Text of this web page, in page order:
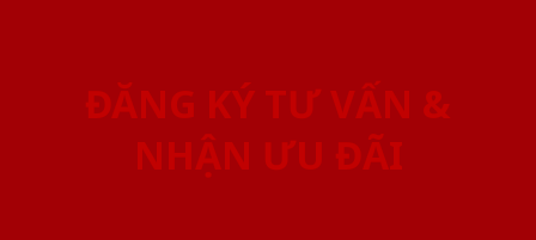
ĐĂNG KÝ TƯ VẤN &
NHẬN ƯU ĐÃI